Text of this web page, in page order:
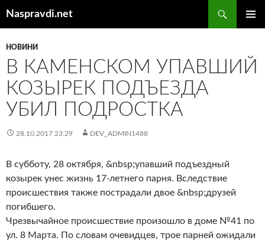
Naspravdi.net
НОВИНИ
В КАМЕНСКОМ УПАВШИЙ
КОЗЫРЕК ПОДЪЕЗДА
УБИЛ ПОДРОСТКА
28.10.2017 23:29 DEV_ADMIN1488
В субботу, 28 октября, &nbsp;упавший подъездный
козырек унес жизнь 17-летнего парня. Вследствие
происшествия также пострадали двое &nbsp;друзей
погибшего.
Чрезвычайное происшествие произошло в доме №41 по
ул. 8 Марта. По словам очевидцев, трое парней ожидали